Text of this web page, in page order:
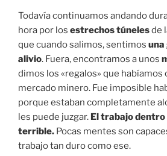
Todavía continuamos andando
hora por los estrechos túnelesde
que cuando salimos, sentimos una
alivio. Fuera, encontramos a unos
dimos los «regalos» que habíamos
mercado minero. Fue imposible
porque estaban completamente
les puede juzgar. El trabajo dentro
terrible. Pocas mentes son
trabajo tan duro como ese.